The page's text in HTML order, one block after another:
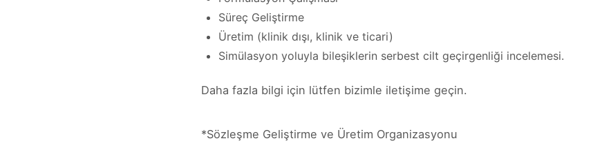
Süreç Geliştirme
Üretim (klinik dışı, klinik ve ticari)
Simülasyon yoluyla bileşiklerin serbest cilt geçirgenliği incelemesi.
Daha fazla bilgi için lütfen bizimle iletişime geçin.
*Sözleşme Geliştirme ve Üretim Organizasyonu